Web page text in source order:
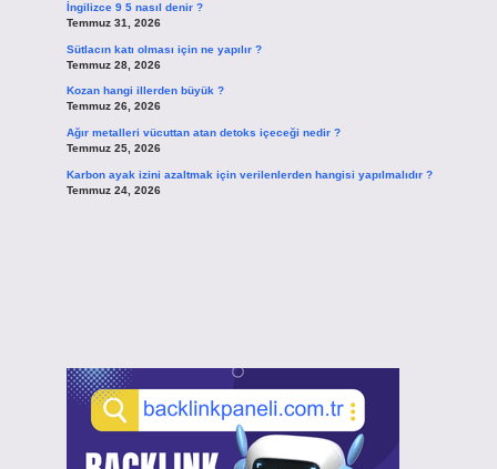
İngilizce 9 5 nasıl denir ?
Temmuz 31, 2026
Sütlacın katı olması için ne yapılır ?
Temmuz 28, 2026
Kozan hangi illerden büyük ?
Temmuz 26, 2026
Ağır metalleri vücuttan atan detoks içeceği nedir ?
Temmuz 25, 2026
Karbon ayak izini azaltmak için verilenlerden hangisi yapılmalıdır ?
Temmuz 24, 2026